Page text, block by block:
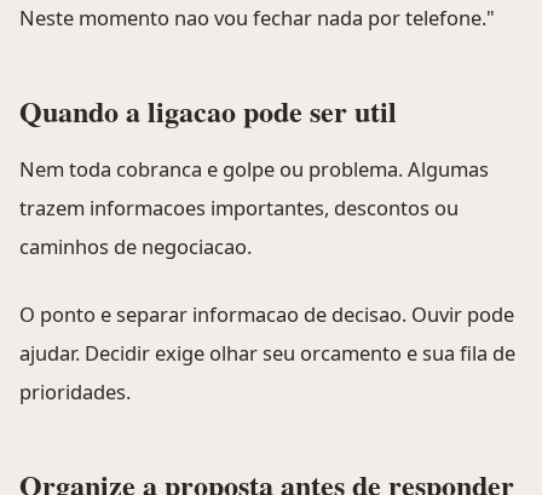
Neste momento nao vou fechar nada por telefone."
Quando a ligacao pode ser util
Nem toda cobranca e golpe ou problema. Algumas
trazem informacoes importantes, descontos ou
caminhos de negociacao.
O ponto e separar informacao de decisao. Ouvir pode
ajudar. Decidir exige olhar seu orcamento e sua fila de
prioridades.
Organize a proposta antes de responder